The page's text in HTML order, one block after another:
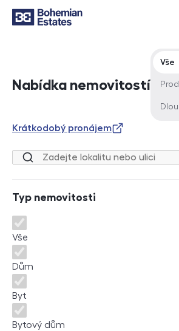
Nabídka nemovitostí
Typ
Vše
Krátkodobý pronájem
Lokalita nebo ulice
Typ nemovitosti
Typ nemovitosti
Vše
Dům
Byt
Bytový dům